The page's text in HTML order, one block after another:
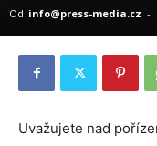
Od info@press-media.cz -
Uvažujete nad